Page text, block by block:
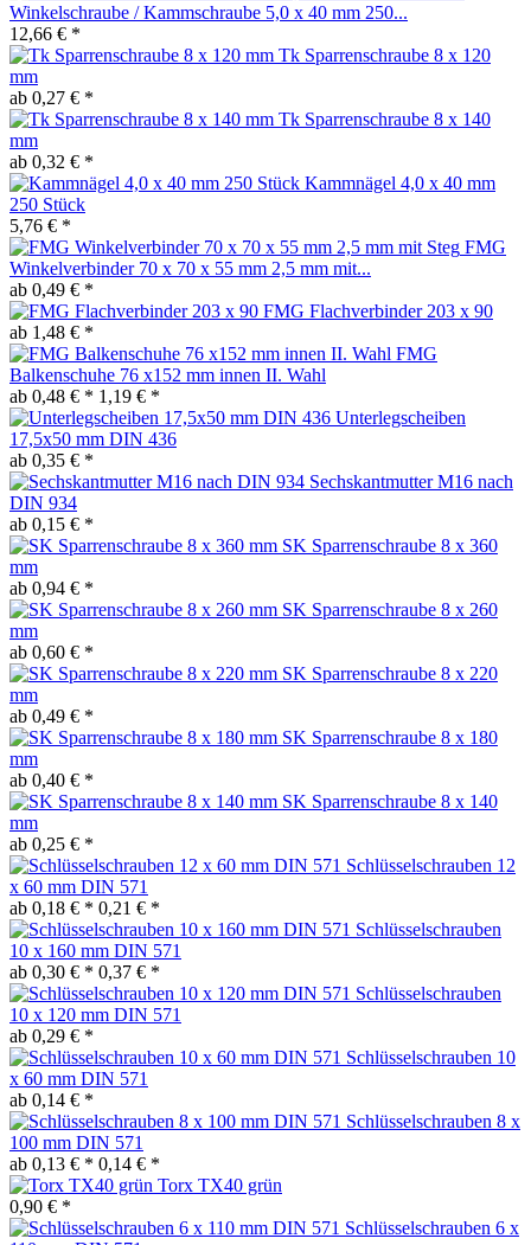
Winkelschraube / Kammschraube 5,0 x 40 mm 250...
12,66 € *
Tk Sparrenschraube 8 x 120
mm
ab 0,27 € *
Tk Sparrenschraube 8 x 140
mm
ab 0,32 € *
Kammnägel 4,0 x 40 mm
250 Stück
5,76 € *
FMG
Winkelverbinder 70 x 70 x 55 mm 2,5 mm mit...
ab 0,49 € *
FMG Flachverbinder 203 x 90
ab 1,48 € *
FMG
Balkenschuhe 76 x152 mm innen II. Wahl
ab 0,48 € * 1,19 € *
Unterlegscheiben
17,5x50 mm DIN 436
ab 0,35 € *
Sechskantmutter M16 nach
DIN 934
ab 0,15 € *
SK Sparrenschraube 8 x 360
mm
ab 0,94 € *
SK Sparrenschraube 8 x 260
mm
ab 0,60 € *
SK Sparrenschraube 8 x 220
mm
ab 0,49 € *
SK Sparrenschraube 8 x 180
mm
ab 0,40 € *
SK Sparrenschraube 8 x 140
mm
ab 0,25 € *
Schlüsselschrauben 12
x 60 mm DIN 571
ab 0,18 € * 0,21 € *
Schlüsselschrauben
10 x 160 mm DIN 571
ab 0,30 € * 0,37 € *
Schlüsselschrauben
10 x 120 mm DIN 571
ab 0,29 € *
Schlüsselschrauben 10
x 60 mm DIN 571
ab 0,14 € *
Schlüsselschrauben 8 x
100 mm DIN 571
ab 0,13 € * 0,14 € *
Torx TX40 grün
0,90 € *
Schlüsselschrauben 6 x